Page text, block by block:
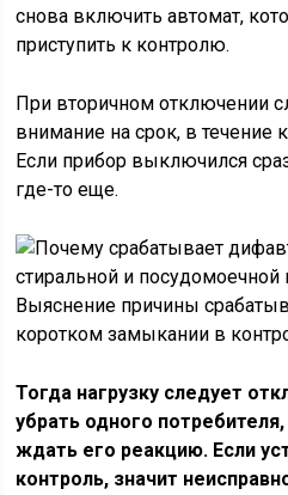
снова включить автомат,
приступить к контролю.
При вторичном отключении
внимание на срок, в течение
Если прибор выключился
где-то еще.
Выяснение причины
коротком замыкании в
Тогда нагрузку следует
убрать одного
ждать его реакцию. Если
контроль, значит